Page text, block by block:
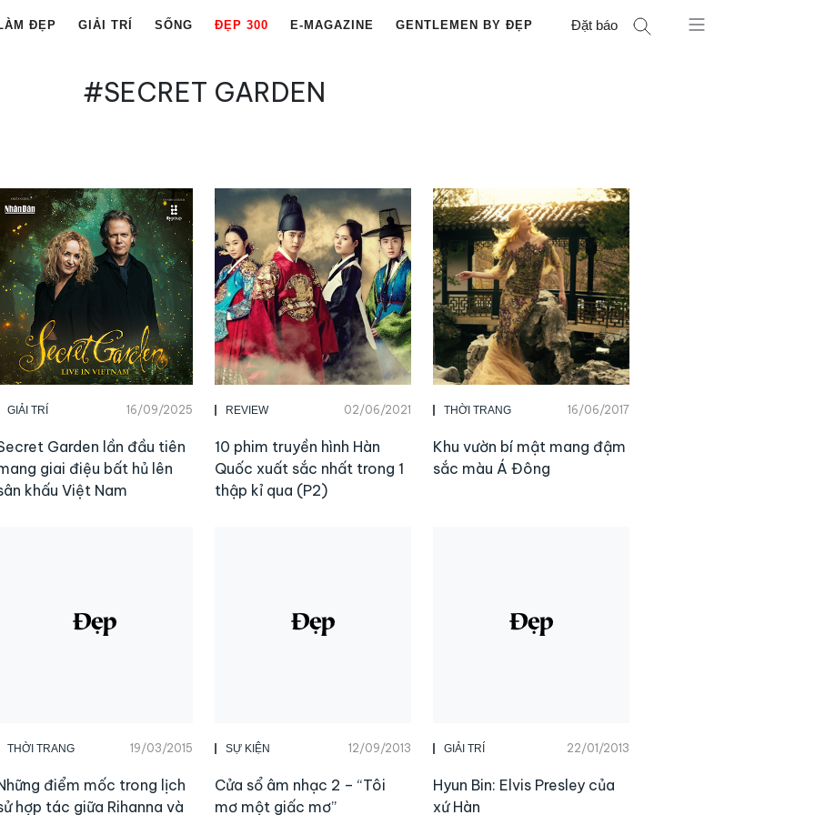
ĐẸP GIẢI TRÍ SỐNG ĐẸP 300 E-MAGAZINE GENTLEMEN BY ĐẸP Đặt báo
#SECRET GARDEN
GIẢI TRÍ 16/09/2025
Garden lần đầu tiên
giai điệu bất hủ lên
khấu Việt Nam
REVIEW 02/06/2021
10 phim truyền hình Hàn
Quốc xuất sắc nhất trong 1
thập kỉ qua (P2)
THỜI TRANG 16/06/2017
Khu vườn bí mật mang đậm
sắc màu Á Đông
THỜI TRANG 19/03/2015
điểm mốc trong lịch
hợp tác giữa Rihanna và
SỰ KIỆN 12/09/2013
Cửa sổ âm nhạc 2 – “Tôi
mơ một giấc mơ”
GIẢI TRÍ 22/01/2013
Hyun Bin: Elvis Presley của
xứ Hàn